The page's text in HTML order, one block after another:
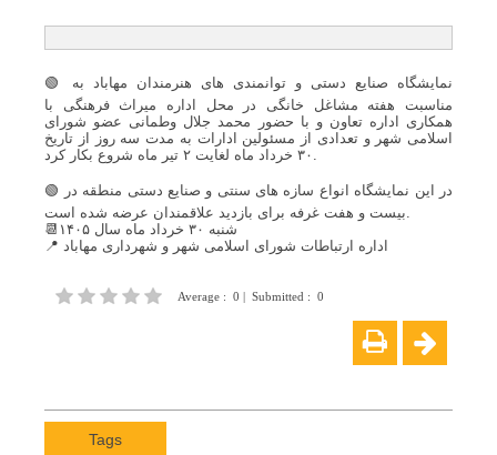
🟢 نمایشگاه صنایع دستی و توانمندی های هنرمندان مهاباد به
مناسبت هفته مشاغل خانگی در محل اداره میراث فرهنگی با
همکاری اداره تعاون و با حضور محمد جلال وطمانی عضو شورای
اسلامی شهر و تعدادی از مسئولین ادارات به مدت سه روز از تاریخ
۳۰ خرداد ماه لغایت ۲ تیر ماه شروع بکار کرد.
🟢 در این نمایشگاه انواع سازه های سنتی و صنایع دستی منطقه در
بیست و هفت غرفه برای بازدید علاقمندان عرضه شده است.
📆شنبه ۳۰ خرداد ماه سال ۱۴۰۵
📍 اداره ارتباطات شورای اسلامی شهر و شهرداری مهاباد
Average : 0 | Submitted : 0
Tags